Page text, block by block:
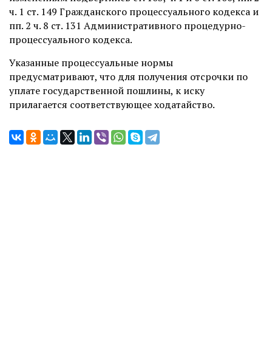
ч. 1 ст. 149 Гражданского процессуального кодекса и
пп. 2 ч. 8 ст. 131 Административного процедурно-
процессуального кодекса.
Указанные процессуальные нормы
предусматривают, что для получения отсрочки по
уплате государственной пошлины, к иску
прилагается соответствующее ходатайство.